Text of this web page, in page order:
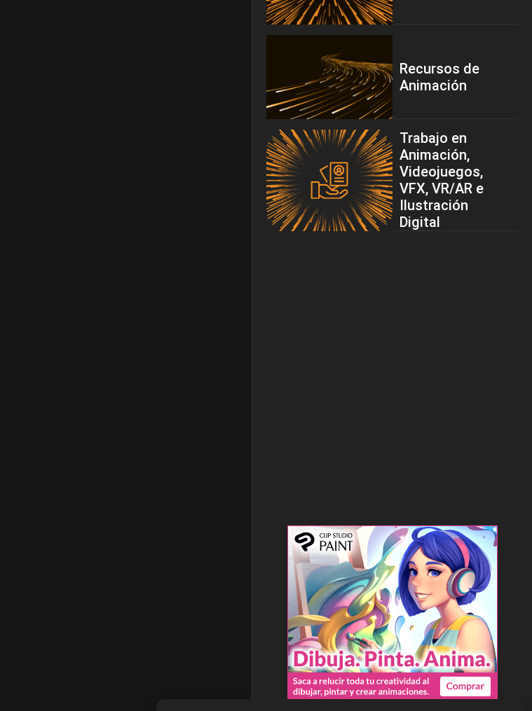
Recursos de
Animación
Trabajo en
Animación,
Videojuegos,
VFX, VR/AR e
Ilustración
Digital